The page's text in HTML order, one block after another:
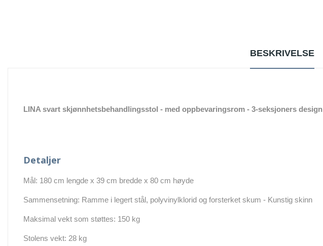
BESKRIVELSE
LINA svart skjønnhetsbehandlingsstol - med oppbevaringsrom - 3-seksjoners design
Detaljer
Mål: 180 cm lengde x 39 cm bredde x 80 cm høyde
Sammensetning: Ramme i legert stål, polyvinylklorid og forsterket skum - Kunstig skinn
Maksimal vekt som støttes: 150 kg
Stolens vekt: 28 kg